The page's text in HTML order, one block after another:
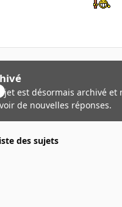
est désormais archivé et
de nouvelles réponses.
des sujets